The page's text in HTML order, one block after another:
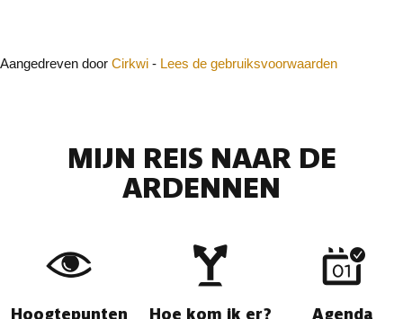
Aangedreven door Cirkwi - Lees de gebruiksvoorwaarden
MIJN REIS NAAR DE
ARDENNEN
Hoogtepunten Hoe kom ik er? Agenda